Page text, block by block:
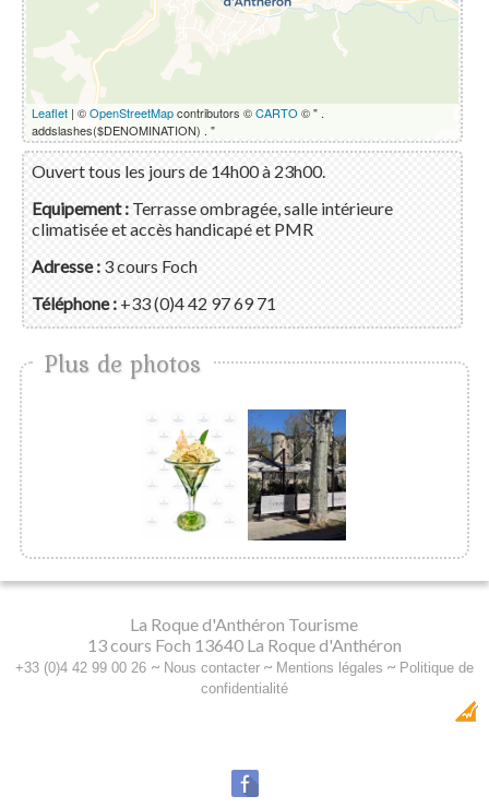
Leaflet | ©OpenStreetMapcontributors ©CARTO © " .
addslashes($DENOMINATION) . "
Ouvert tous les jours de 14h00 à 23h00.
Equipement : Terrasse ombragée, salle intérieure
climatisée et accès handicapé et PMR
Adresse : 3 cours Foch
Téléphone : +33 (0)4 42 97 69 71
Plus de photos
La Roque d'Anthéron Tourisme
13 cours Foch 13640 La Roque d'Anthéron
+33 (0)4 42 99 00 26 ~ Nous contacter~ Mentions légales ~ Politique de
confidentialité